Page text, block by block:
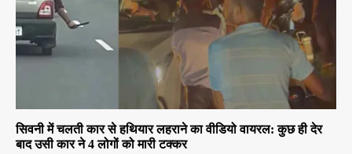
सिवनी में चलती कार से हथियार लहराने का वीडियो वायरल: कुछ ही देर
बाद उसी कार ने 4 लोगों को मारी टक्कर